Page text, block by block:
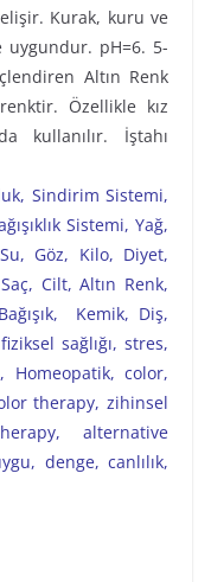
Kurak, kuru ve
pH=6. 5-
Altın Renk
Özellikle kız
kullanılır. İştahı
Sindirim Sistemi,
Sistemi, Yağ,
Göz, Kilo, Diyet,
Cilt, Altın Renk,
Kemik, Diş,
sağlığı, stres,
Homeopatik, color,
therapy, zihinsel
alternative
denge, canlılık,